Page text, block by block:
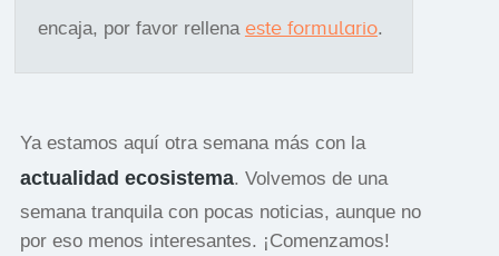
encaja, por favor rellena este formulario.
Ya estamos aquí otra semana más con la
actualidad ecosistema. Volvemos de una
semana tranquila con pocas noticias, aunque no
por eso menos interesantes. ¡Comenzamos!